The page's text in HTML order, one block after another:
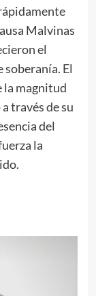
Malvinas
el
soberanía. El
la magnitud
través de su
del
la